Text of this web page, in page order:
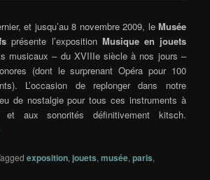
et jusqu’au 8 novembre 2009, le Musée
présente l’exposition Musique en jouets
musicaux – du XVIIIe siècle à nos jours –
(dont le surprenant Opéra pour 100
L’occasion de replonger dans notre
de nostalgie pour tous ces instruments à
et aux sonorités définitivement kitsch.
exposition, jouets,musée,paris,